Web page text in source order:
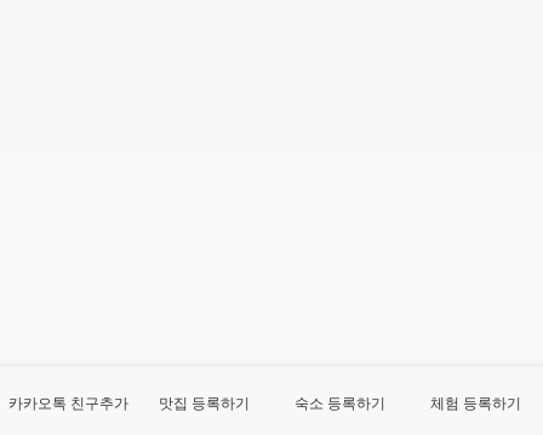
카카오톡 친구추가 맛집 등록하기 숙소 등록하기 체험 등록하기